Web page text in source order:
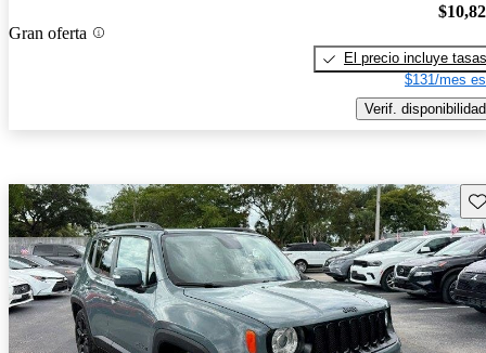
Gran oferta
El precio incluye tasas
$131/mes
Verif. disponibilidad